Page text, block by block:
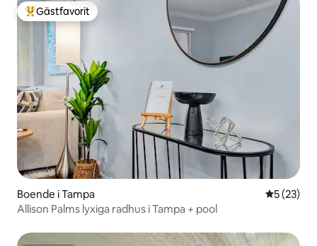
Populär gästfavorit
Gästfavorit
Boende i Tampa 5 av 5 i
5 (23)
Allison Palms lyxiga radhus i Tampa + pool